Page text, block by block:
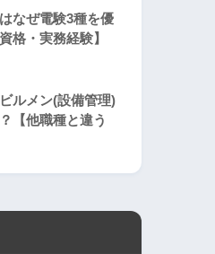
なぜ電験3種を優
格・実務経験】
ルメン(設備管理)
【他職種と違う